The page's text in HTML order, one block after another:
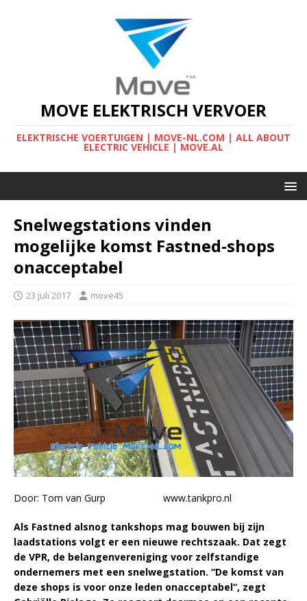
MOVE ELEKTRISCH VERVOER
ELEKTRISCHE VOERTUIGEN | MOVE-NL.COM | ALL ABOUT
ELECTRIC VEHICLE | MOVE.AL
Snelwegstations vinden
mogelijke komst Fastned-shops
onacceptabel
23 juli 2017 move45
Door: Tom van Gurp www.tankpro.nl
Als Fastned alsnog tankshops mag bouwen bij zijn
laadstations volgt er een nieuwe rechtszaak. Dat zegt
de VPR, de belangenvereniging voor zelfstandige
ondernemers met een snelwegstation. “De komst van
deze shops is voor onze leden onacceptabel”, zegt